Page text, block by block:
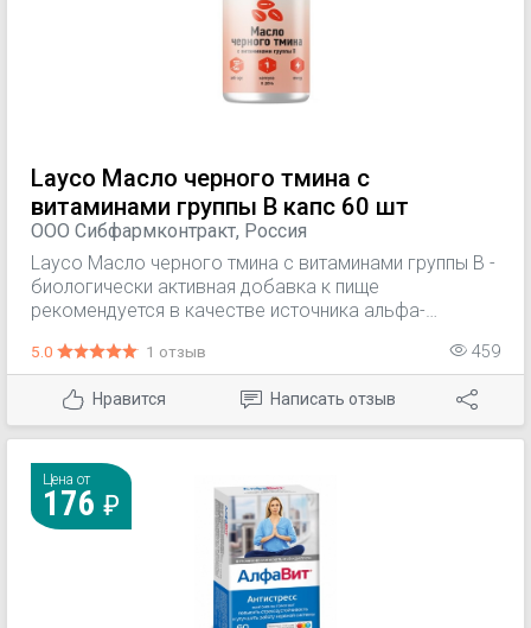
Layco Масло черного тмина с
витаминами группы В капс 60 шт
ООО Сибфармконтракт, Россия
Layco Масло черного тмина с витаминами группы В -
биологически активная добавка к пище
рекомендуется в качестве источника альфа-
источника витаминов В1, В2, В5, В6, В12.
5.0 1 отзыв 459
Нравится Написать отзыв
Цена от
176